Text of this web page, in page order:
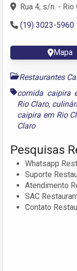
Rua 4, s/n. - Rio
(19) 3023-5960
Mapa
Restaurantes
comida caipira
Rio Claro,
caipira em Rio
Claro
Pesquisas
Whatsapp
Suporte
Atendimento
SAC
Contato